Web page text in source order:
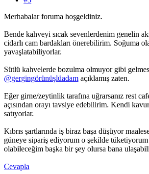
Merhabalar foruma hoşgeldiniz.
Bende kahveyi sıcak sevenlerdenim genelin
cidarlı cam bardakları önerebilirim. Soğuma
yavaşlatabiliyorlar.
Sütlü kahvelerde bozulma olmuyor gibi
@gergingörünüşlüadam açıklamış zaten.
Eğer girne/zeytinlik tarafına uğrarsanız rest
açısından orayı tavsiye edebilirim. Kendi
satıyorlar.
Kıbrıs şartlarında iş biraz başa düşüyor
güneye sipariş ediyorum o şekilde tüketiyorum
olabileceğim başka bir şey olursa bana
Cevapla